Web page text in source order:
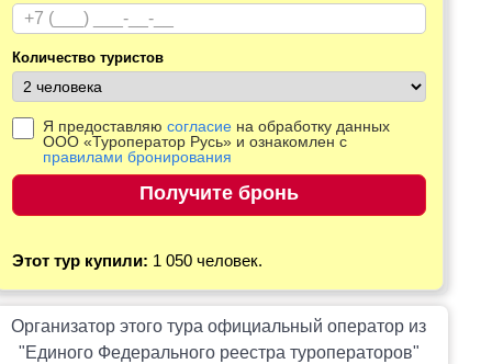
Количество туристов
Я предоставляю согласиена обработку данных
ООО «Туроператор Русь» и ознакомлен с
правилами бронирования
Этот тур купили: 1 050 человек.
Организатор этого тура официальный оператор из
"Единого Федерального реестра туроператоров"